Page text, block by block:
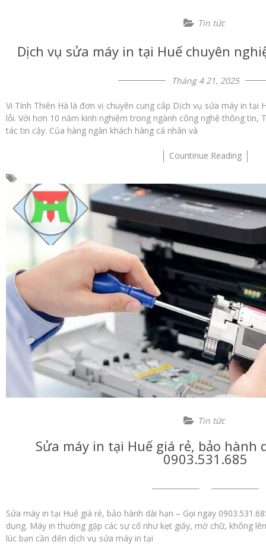
Tin tức
Dịch vụ sửa máy in tại Huế chuyên
Tháng 4 21, 2025
Vi Tính Thiên Hà là đơn vị chuyên cung cấp Dịch vụ sửa máy in tại
lỗi. Với hơn 10 năm kinh nghiệm trong ngành công nghệ thông tin,
tác tin cậy. Của hàng ngàn khách hàng cá nhân và
Countinue Reading
Tin tức
Sửa máy in tại Huế giá rẻ, bảo hành
0903.531.685
Sửa máy in tại Huế giá rẻ, bảo hành dài hạn – Gọi ngay
dụng. Máy in thường gặp các sự cố như kẹt giấy, mờ chữ, không
lúc bạn cần đến dịch vụ sửa máy in tại